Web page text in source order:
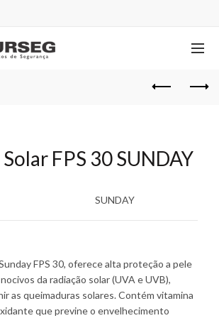
FPS 30 SUNDAY
SUNDAY
FPS 30, oferece alta proteção a pele
da radiação solar (UVA e UVB),
as queimaduras solares. Contém vitamina
que previne o envelhecimento